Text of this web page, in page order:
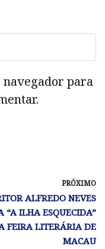
navegador para
PRÓXIMO
ALFREDO NEVES
“A ILHA ESQUECIDA”
FEIRA LITERÁRIA DE
MACAU